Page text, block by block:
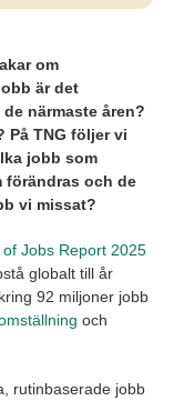
i en
utveckla
framtidssäkra
om
är det
närmaste åren?
På TNG följer vi
jobb som
förändras och de
vi missat?
Jobs Report 2025
globalt till år
92 miljoner jobb
och
rutinbaserade jobb